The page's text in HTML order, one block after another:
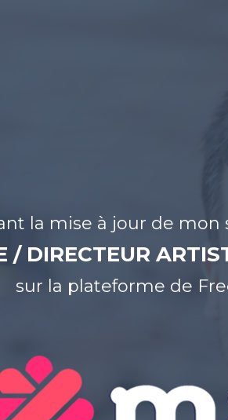
la mise à jour de mon
/ DIRECTEUR
sur la plateforme de